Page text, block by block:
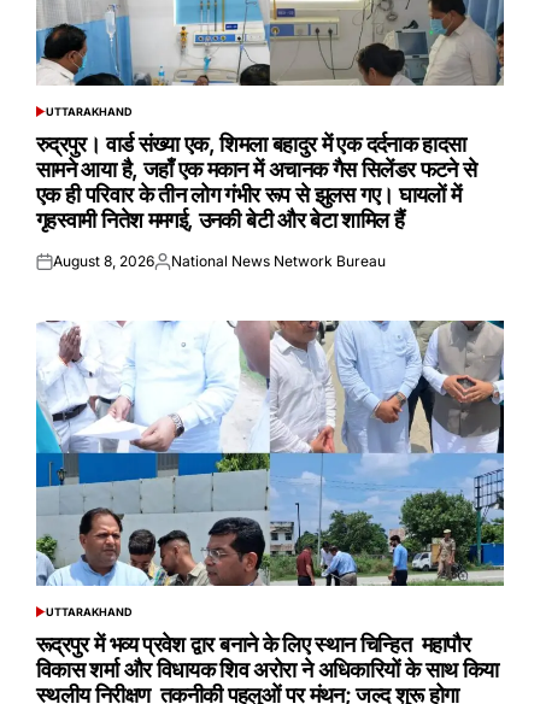
POSTED
UTTARAKHAND
रुद्रपुर। वार्ड संख्या एक, शिमला बहादुर में एक दर्दनाक हादसा
सामने आया है, जहाँ एक मकान में अचानक गैस सिलेंडर फटने से
एक ही परिवार के तीन लोग गंभीर रूप से झुलस गए। घायलों में
गृहस्वामी नितेश ममगई, उनकी बेटी और बेटा शामिल हैं
Posted
August 8, 2026Posted
National News Network Bureau
POSTED
UTTARAKHAND
रूद्रपुर में भव्य प्रवेश द्वार बनाने के लिए स्थान चिन्हित महापौर
विकास शर्मा और विधायक शिव अरोरा ने अधिकारियों के साथ किया
स्थलीय निरीक्षण तकनीकी पहलुओं पर मंथन; जल्द शुरू होगा